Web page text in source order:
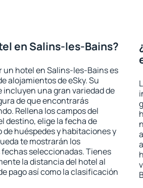
en Salins-les-Bains?
un hotel en Salins-les-Bains es
alojamientos de eSky. Su
incluyen una gran variedad de
de que encontrarás
Rellena los campos del
destino, elige la fecha de
huéspedes y habitaciones y
te mostrarán los
seleccionadas. Tienes
la distancia del hotel al
pago así como la clasificación